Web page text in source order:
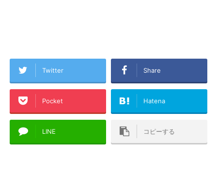
Twitter Share
Pocket Hatena
LINE コピーする